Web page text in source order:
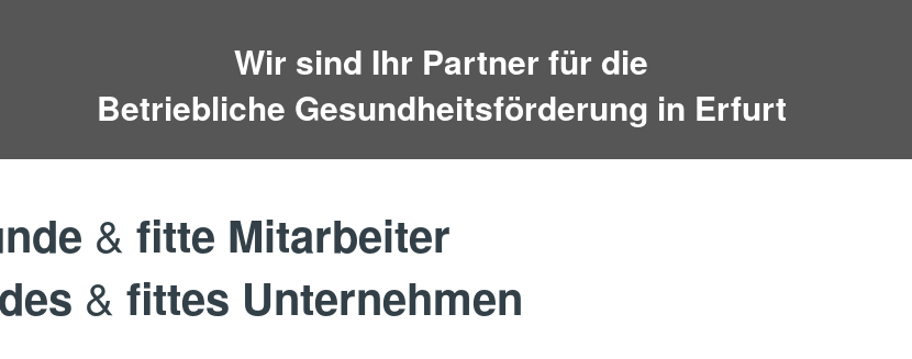
Wir sind Ihr Partner für die
Betriebliche Gesundheitsförderung in Erfurt
& fitte Mitarbeiter
& fittes Unternehmen